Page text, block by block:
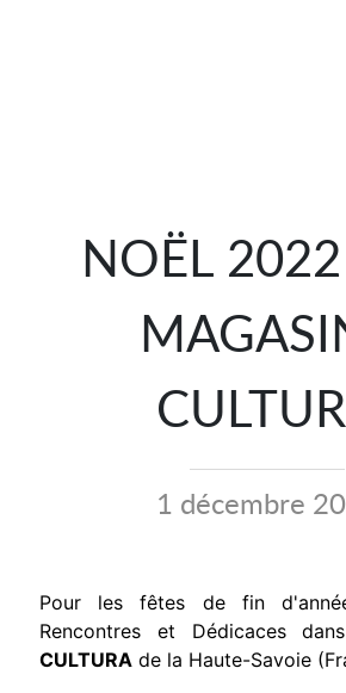
NOËL
1 décembre
Pour les fêtes de fin
Rencontres et Dédicaces
CULTURA de la Haute-Savoie